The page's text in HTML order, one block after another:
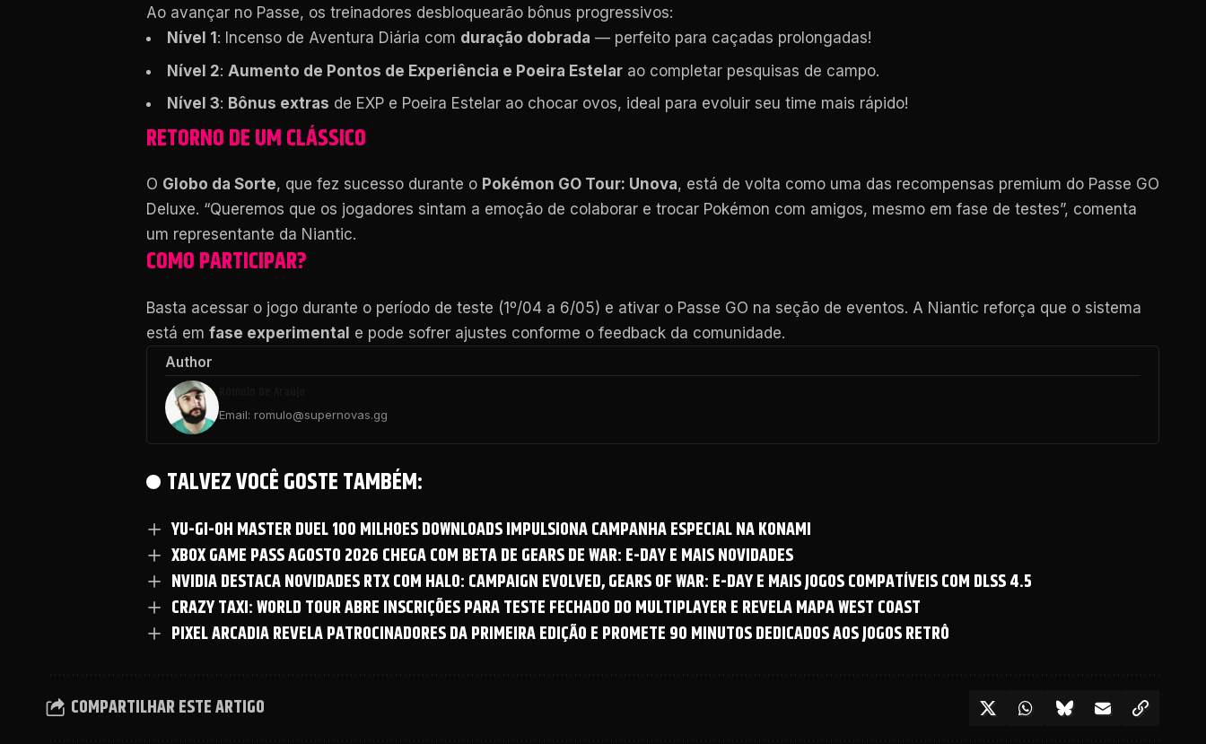
Ao avançar no Passe, os treinadores desbloquearão bônus progressivos:
Nível 1 : Incenso de Aventura Diária com duração dobrada — perfeito para caçadas prolongadas!
Nível 2: Aumento de Pontos de Experiência e Poeira Estelar ao completar pesquisas de campo.
Nível 3: Bônus extras de EXP e Poeira Estelar ao chocar ovos, ideal para evoluir seu time mais rápido!
RETORNO DE UM CLÁSSICO
O Globo da Sorte, que fez sucesso durante o Pokémon GO Tour: Unova, está de volta como uma das recompensas premium do Passe GO
Deluxe. “Queremos que os jogadores sintam a emoção de colaborar e trocar Pokémon com amigos, mesmo em fase de testes”, comenta
um representante da Niantic.
COMO PARTICIPAR?
Basta acessar o jogo durante o período de teste (1º/04 a 6/05) e ativar o Passe GO na seção de eventos. A Niantic reforça que o sistema
está em fase experimental e pode sofrer ajustes conforme o feedback da comunidade.
Author
Email: romulo@supernovas.gg
TALVEZ VOCÊ GOSTE TAMBÉM:
YU-GI-OH MASTER DUEL 100 MILHOES DOWNLOADS IMPULSIONA CAMPANHA ESPECIAL NA KONAMI
XBOX GAME PASS AGOSTO 2026 CHEGA COM BETA DE GEARS DE WAR: E-DAY E MAIS NOVIDADES
NVIDIA DESTACA NOVIDADES RTX COM HALO: CAMPAIGN EVOLVED, GEARS OF WAR: E-DAY E MAIS JOGOS COMPATÍVEIS COM DLSS 4.5
CRAZY TAXI: WORLD TOUR ABRE INSCRIÇÕES PARA TESTE FECHADO DO MULTIPLAYER E REVELA MAPA WEST COAST
PIXEL ARCADIA REVELA PATROCINADORES DA PRIMEIRA EDIÇÃO E PROMETE 90 MINUTOS DEDICADOS AOS JOGOS RETRÔ
COMPARTILHAR ESTE ARTIGO